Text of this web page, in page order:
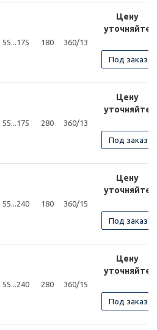
55...175 180 360/13
Цену
уточняйте
Под заказ
55...175 280 360/13
Цену
уточняйте
Под заказ
55...240 180 360/15
Цену
уточняйте
Под заказ
55...240 280 360/15
Цену
уточняйте
Под заказ